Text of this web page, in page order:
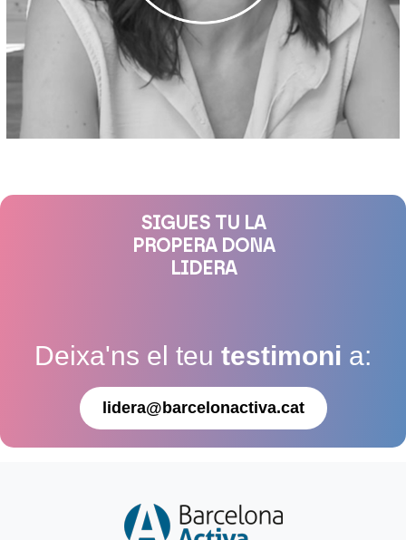
SIGUES TU LA
PROPERA DONA
LIDERA
Deixa'ns el teu testimoni a:
lidera@barcelonactiva.cat